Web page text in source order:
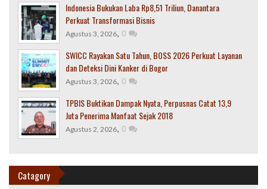
Indonesia Bukukan Laba Rp8,51 Triliun, Danantara
Perkuat Transformasi Bisnis
Agustus 3, 2026, 0
SWICC Rayakan Satu Tahun, BOSS 2026 Perkuat Layanan
dan Deteksi Dini Kanker di Bogor
Agustus 3, 2026, 0
TPBIS Buktikan Dampak Nyata, Perpusnas Catat 13,9
Juta Penerima Manfaat Sejak 2018
Agustus 2, 2026, 0
Catagory